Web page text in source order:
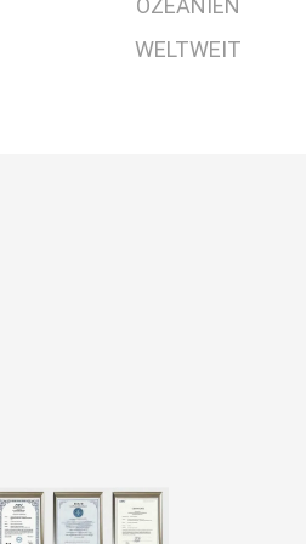
OZEANIEN
WELTWEIT